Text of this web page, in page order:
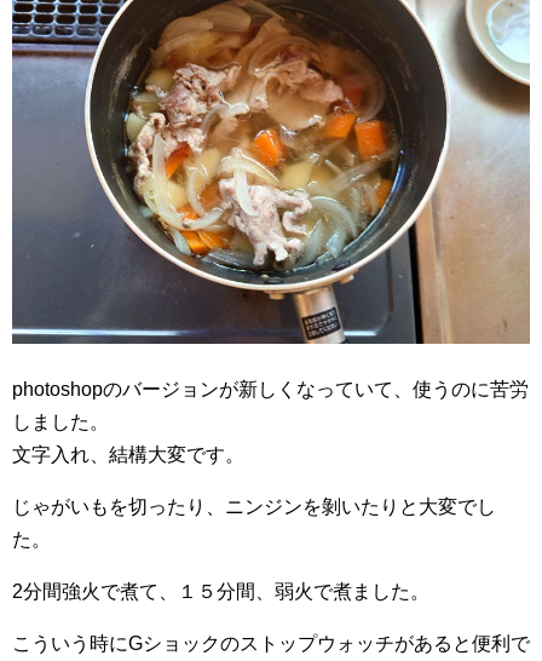
photoshopのバージョンが新しくなっていて、使うのに苦労
しました。
文字入れ、結構大変です。
じゃがいもを切ったり、ニンジンを剝いたりと大変でし
た。
2分間強火で煮て、１５分間、弱火で煮ました。
こういう時にGショックのストップウォッチがあると便利で